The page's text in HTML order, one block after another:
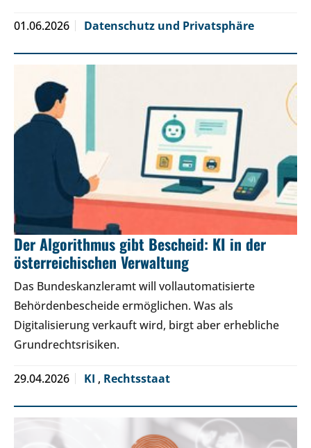
01.06.2026 Datenschutz und Privatsphäre
Der Algorithmus gibt Bescheid: KI in der
österreichischen Verwaltung
Das Bundeskanzleramt will vollautomatisierte
Behördenbescheide ermöglichen. Was als
Digitalisierung verkauft wird, birgt aber erhebliche
Grundrechtsrisiken.
29.04.2026 KI , Rechtsstaat